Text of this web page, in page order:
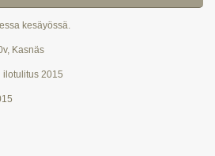
kesäyössä.
Kasnäs
ilotulitus 2015